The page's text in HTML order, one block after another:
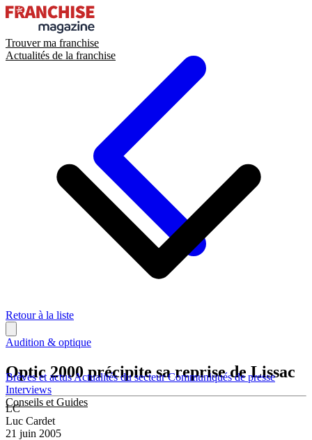
Trouver ma franchise
Actualités de la franchise
Brèves et actusActualités du secteurCommuniqués de presse
Interviews
Conseils et Guides
Retour à la liste
Audition & optique
Optic 2000 précipite sa reprise de Lissac
LC
Luc Cardet
21 juin 2005